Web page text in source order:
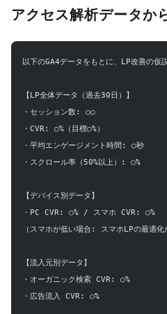
アクセス解析データか
以下のGA4データをもとに、LP改善の仮
【LP全体データ（過去30日）】
・セッション数: ○○
・CVR: ○%（目標○%）
・平均エンゲージメント時間: ○秒
・スクロール率（50%以上）: ○%
【デバイス別データ】
・PC CVR: ○% / スマホ CVR: ○%
（スマホが低い場合: スマホLPの最適化
【流入元別データ】
・オーガニック検索 CVR: ○%
・広告流入 CVR: ○%